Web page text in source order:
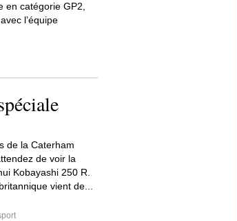
en catégorie GP2,
l’équipe
de la Caterham
de voir la
Kobayashi 250 R.
vient de...